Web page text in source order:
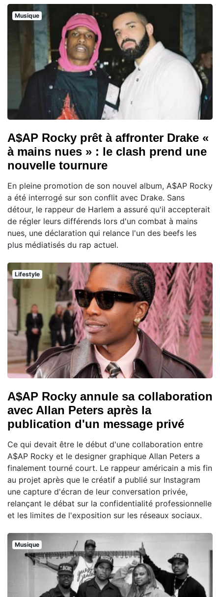
Musique
A$AP Rocky prêt à affronter Drake «
à mains nues » : le clash prend une
nouvelle tournure
En pleine promotion de son nouvel album, A$AP Rocky
a été interrogé sur son conflit avec Drake. Sans
détour, le rappeur de Harlem a assuré qu'il accepterait
de régler leurs différends lors d'un combat à mains
nues, une déclaration qui relance l'un des beefs les
plus médiatisés du rap actuel.
Lifestyle
A$AP Rocky annule sa collaboration
avec Allan Peters après la
publication d'un message privé
Ce qui devait être le début d'une collaboration entre
A$AP Rocky et le designer graphique Allan Peters a
finalement tourné court. Le rappeur américain a mis fin
au projet après que le créatif a publié sur Instagram
une capture d'écran de leur conversation privée,
relançant le débat sur la confidentialité professionnelle
et les limites de l'exposition sur les réseaux sociaux.
Musique